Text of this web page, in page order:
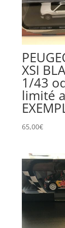
XSI
1/43
limité
65,00€